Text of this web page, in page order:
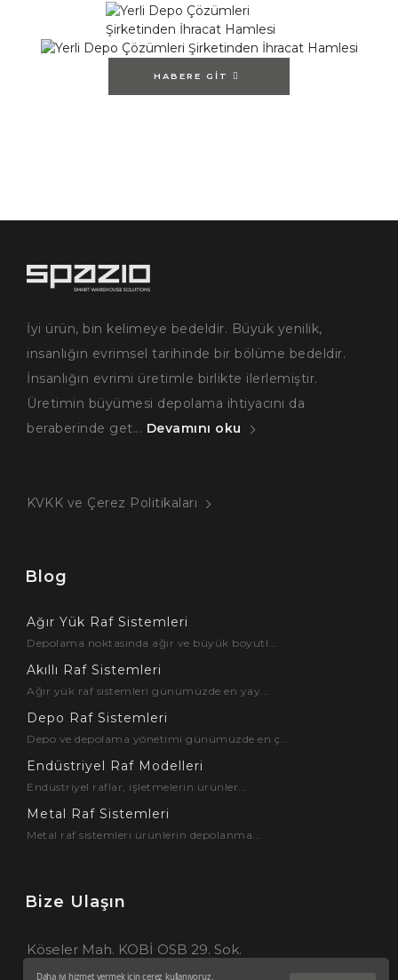
HABERE GIT
İyi ürün, bin kelimeye bedeldir. Büyük yenilik,
insanlığın evrimsel tarihinde bir bölüme bedeldir.
İnsanlığın evrimi üretimle birlikte ilerlemiştir.
Üretimin büyümesi depolama ihtiyacını da
beraberinde get... Devamını oku
KVKK ve Çerez Politikaları
Blog
Ağır Yük Raf Sistemleri
Depolama noktasında ağır ve büyük boyutl...
Akıllı Raf Sistemleri
Ağır yük raf sistemleri günümüzde en yay...
Depo Raf Sistemleri
Depo ve depolama yönetimi günümüzde en ç...
Endüstriyel Raf Modelleri
Endüstriyel raflar, işletmelerin ürünler...
Metal Raf Sistemleri
Metal raf sistemleri ürünlerin depolanma...
Bize Ulaşın
Köseler Mah. KOBİ OSB 29. Sok.
No:16 41455 Dilovası – KOCAELİ
Daha iyi hizmet vermek için çerez kullanıyoruz.